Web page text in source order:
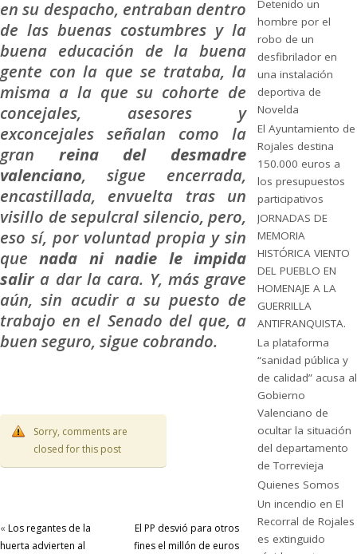
en su despacho, entraban dentro
de las buenas costumbres y la
buena educación de la buena
gente con la que se trataba, la
misma a la que su cohorte de
concejales, asesores y
exconcejales señalan como la
gran reina del desmadre
valenciano, sigue encerrada,
encastillada, envuelta tras un
visillo de sepulcral silencio, pero,
eso sí, por voluntad propia y sin
quenada ni nadie le impida
salir a dar la cara. Y, más grave
aún, sin acudir a su puesto de
trabajo en el Senado del que, a
buen seguro, sigue cobrando.
Sorry, comments are
closed for this post
« Los regantes de la
huerta advierten al
El PP desvió para otros
fines el millón de euros
Detenido un
hombre por el
robo de un
desfibrilador en
una instalación
deportiva de
Novelda
El Ayuntamiento de
Rojales destina
150.000 euros a
los presupuestos
participativos
JORNADAS DE
MEMORIA
HISTÓRICA VIENTO
DEL PUEBLO EN
HOMENAJE A LA
GUERRILLA
ANTIFRANQUISTA.
La plataforma
“sanidad pública y
de calidad” acusa al
Gobierno
Valenciano de
ocultar la situación
del departamento
de Torrevieja
Quienes Somos
Un incendio en El
Recorral de Rojales
es extinguido